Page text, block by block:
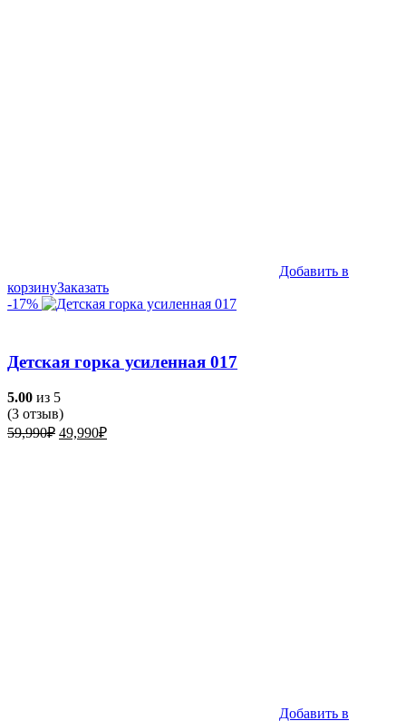
Добавить в
корзинуЗаказать
-17%
Детская горка усиленная 017
5.00 из 5
(3 отзыв)
59,990₽ Первоначальная
49,990₽Текущая
Добавить в